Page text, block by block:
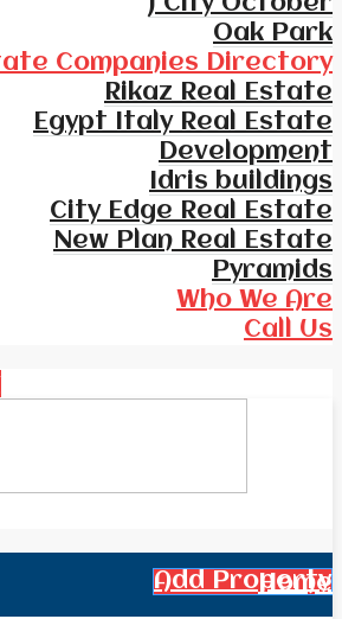
Oak Park
Companies Directory
Rikaz Real Estate
Egypt Italy Real Estate
Development
Idris buildings
City Edge Real Estate
New Plan Real Estate
Pyramids
Who We Are
Call Us
Add Property
Home